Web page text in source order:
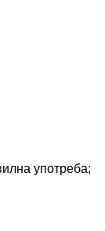
употреба;